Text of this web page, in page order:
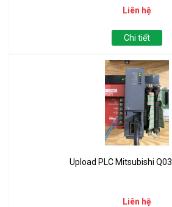
Liên hệ
Chi tiết
Upload PLC Mitsubishi
Liên hệ